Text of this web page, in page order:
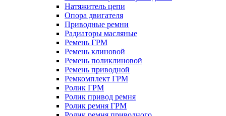
Натяжитель цепи
Опора двигателя
Приводные ремни
Радиаторы масляные
Ремень ГРМ
Ремень клиновой
Ремень поликлиновой
Ремень приводной
Ремкомплект ГРМ
Ролик ГРМ
Ролик привод ремня
Ролик ремня ГРМ